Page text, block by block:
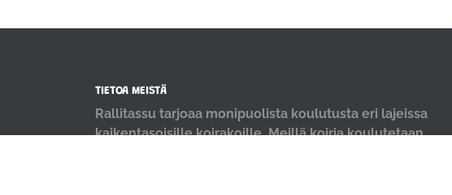
TIETOA MEISTÄ
Rallitassu tarjoaa monipuolista koulutusta eri lajeissa
kaikentasoisille koirakoille. Meillä koiria koulutetaan